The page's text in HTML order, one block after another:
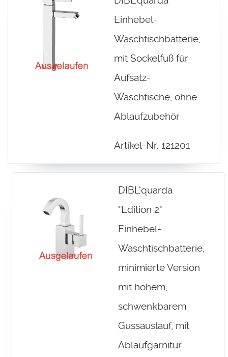
Einhebel-
Waschtischbatterie,
mit Sockelfuß für
Aufsatz-
Waschtische, ohne
Ablaufzubehör
Artikel-Nr. 121201
DIBL'quarda
"Edition 2"
Einhebel-
Waschtischbatterie,
minimierte Version
mit hohem,
schwenkbarem
Gussauslauf, mit
Ablaufgarnitur